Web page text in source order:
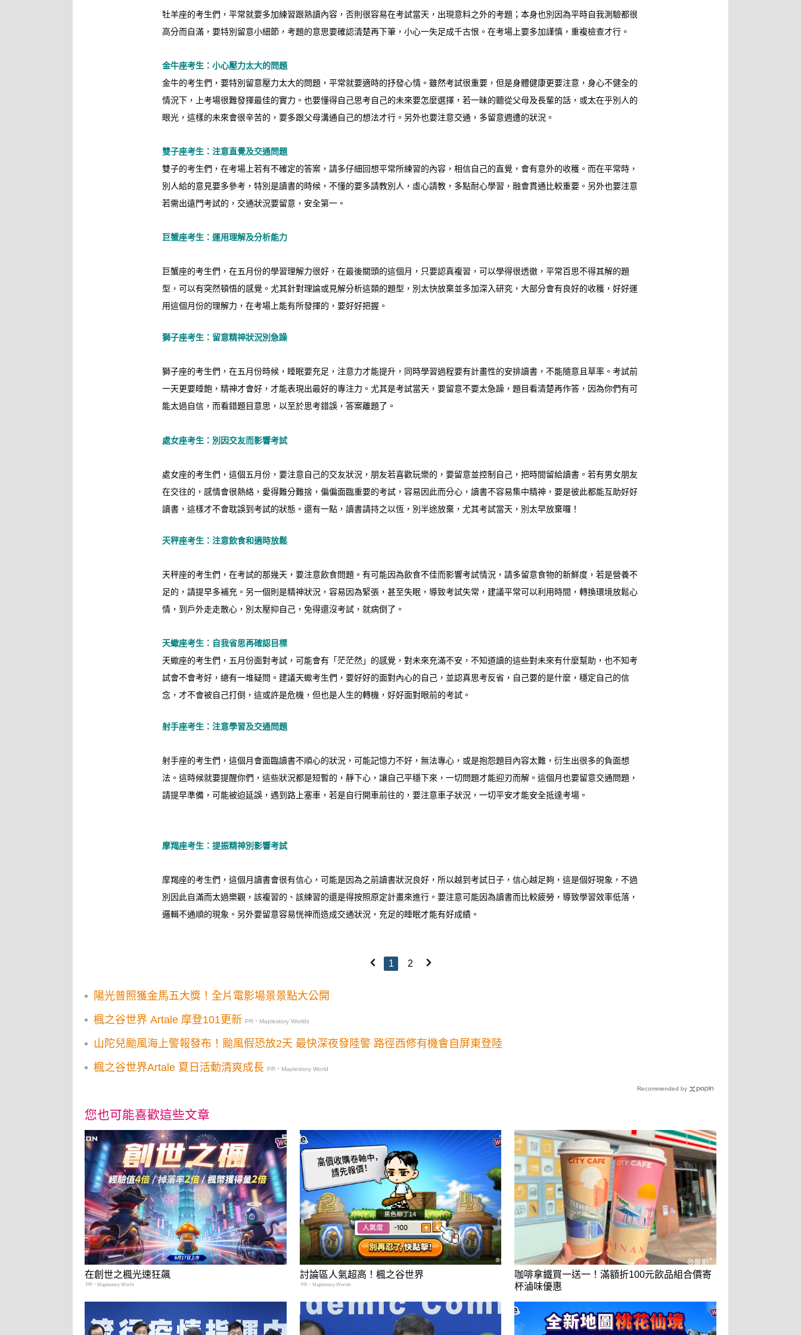
牡羊座的考生們，平常就要多加練習跟熟讀內容，否則很容易在考試當天，出現意料之外的考題；本身也別因為平時自我測驗都很
高分而自滿，要特別留意小細節，考題的意思要確認清楚再下筆，小心一失足成千古恨。在考場上要多加謹慎，重複檢查才行。
金牛座考生：小心壓力太大的問題
金牛的考生們，要特別留意壓力太大的問題，平常就要適時的抒發心情。雖然考試很重要，但是身體健康更要注意，身心不健全的
情況下，上考場很難發揮最佳的實力。也要懂得自己思考自己的未來要怎麼選擇，若一昧的聽從父母及長輩的話，或太在乎別人的
眼光，這樣的未來會很辛苦的，要多跟父母溝通自己的想法才行。另外也要注意交通，多留意週遭的狀況。
雙子座考生：注意直覺及交通問題
雙子的考生們，在考場上若有不確定的答案，請多仔細回想平常所練習的內容，相信自己的直覺，會有意外的收穫。而在平常時，
別人給的意見要多參考，特別是讀書的時候，不懂的要多請教別人，虛心請教，多點耐心學習，融會貫通比較重要。另外也要注意
若需出遠門考試的，交通狀況要留意，安全第一。
巨蟹座考生：運用理解及分析能力
巨蟹座的考生們，在五月份的學習理解力很好，在最後關頭的這個月，只要認真複習，可以學得很透徹，平常百思不得其解的題
型，可以有突然頓悟的感覺。尤其針對理論或見解分析這類的題型，別太快放棄並多加深入研究，大部分會有良好的收穫，好好運
用這個月份的理解力，在考場上能有所發揮的，要好好把握。
獅子座考生：留意精神狀況別急躁
獅子座的考生們，在五月份時候，睡眠要充足，注意力才能提升，同時學習過程要有計畫性的安排讀書，不能隨意且草率。考試前
一天更要睡飽，精神才會好，才能表現出最好的專注力。尤其是考試當天，要留意不要太急躁，題目看清楚再作答，因為你們有可
能太過自信，而看錯題目意思，以至於思考錯誤，答案離題了。
處女座考生：別因交友而影響考試
處女座的考生們，這個五月份，要注意自己的交友狀況，朋友若喜歡玩樂的，要留意並控制自己，把時間留給讀書。若有男女朋友
在交往的，感情會很熱絡，愛得難分難捨，偏偏面臨重要的考試，容易因此而分心，讀書不容易集中精神，要是彼此都能互助好好
讀書，這樣才不會耽誤到考試的狀態。還有一點，讀書請持之以恆，別半途放棄，尤其考試當天，別太早放棄囉！
天秤座考生：注意飲食和適時放鬆
天秤座的考生們，在考試的那幾天，要注意飲食問題。有可能因為飲食不佳而影響考試情況，請多留意食物的新鮮度，若是營養不
足的，請提早多補充。另一個則是精神狀況，容易因為緊張，甚至失眠，導致考試失常，建議平常可以利用時間，轉換環境放鬆心
情，到戶外走走散心，別太壓抑自己，免得還沒考試，就病倒了。
天蠍座考生：自我省思再確認目標
天蠍座的考生們，五月份面對考試，可能會有「茫茫然」的感覺，對未來充滿不安，不知道讀的這些對未來有什麼幫助，也不知考
試會不會考好，總有一堆疑問。建議天蠍考生們，要好好的面對內心的自己，並認真思考反省，自己要的是什麼，穩定自己的信
念，才不會被自己打倒，這或許是危機，但也是人生的轉機，好好面對眼前的考試。
射手座考生：注意學習及交通問題
射手座的考生們，這個月會面臨讀書不順心的狀況，可能記憶力不好，無法專心，或是抱怨題目內容太難，衍生出很多的負面想
法。這時候就要提醒你們，這些狀況都是短暫的，靜下心，讓自己平穩下來，一切問題才能迎刃而解。這個月也要留意交通問題，
請提早準備，可能被迫延誤，遇到路上塞車，若是自行開車前往的，要注意車子狀況，一切平安才能安全抵達考場。
摩羯座考生：提振精神別影響考試
摩羯座的考生們，這個月讀書會很有信心，可能是因為之前讀書狀況良好，所以越到考試日子，信心越足夠，這是個好現象，不過
別因此自滿而太過樂觀，該複習的、該練習的還是得按照原定計畫來進行。要注意可能因為讀書而比較疲勞，導致學習效率低落，
邏輯不通順的現象。另外要留意容易恍神而造成交通狀況，充足的睡眠才能有好成績。
1 2
陽光普照獲金馬五大獎！全片電影場景景點大公開
楓之谷世界 Artale 摩登101更新 PR・Maplestory Worlds
山陀兒颱風海上警報發布！颱風假恐放2天 最快深夜發陸警 路徑西修有機會自屏東登陸
楓之谷世界Artale 夏日活動清爽成長
PR・Maplestory World
Recommended by
您也可能喜歡這些文章
在創世之楓光速狂飆
PR・Maplestory World
討論區人氣超高！楓之谷世界
PR・Maplestory Worlds
咖啡拿鐵買一送一！滿額折100元飲品組合價寄
杯滷味優惠